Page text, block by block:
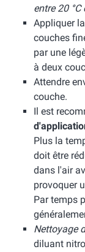
entre 20 °C
Appliquer
couches
par une
à deux
Attendre
couche.
Il est
Plus la
doit être
dans l'air
provoquer
Par temps
Nettoyage
diluant